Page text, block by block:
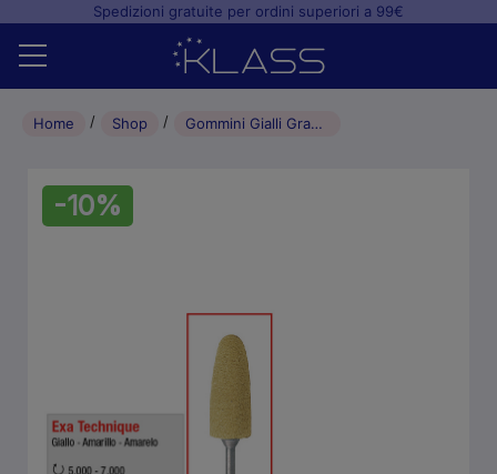
Spedizioni gratuite per ordini superiori a 99€
Home
Studio odontoiatrico
Home Shop Gommini Gialli Grana Fine per Lucidatura resine – 6pz – Punta Rotonda
-10%